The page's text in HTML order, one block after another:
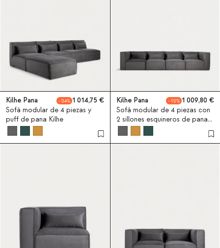
Kilhe Pana 24
1 014,75
Sofá modular de 4 piezas y
puff de pana Kilhe
Kilhe Pana 12
1 009,80
Sofá modular de 4 piezas con
2 sillones esquineros de pana
Kilhe